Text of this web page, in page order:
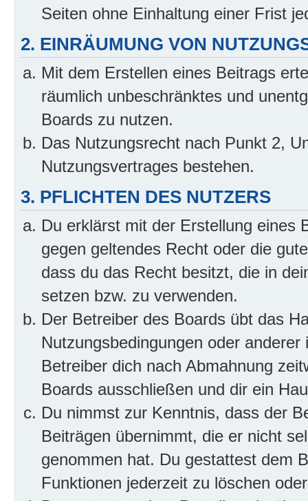
Seiten ohne Einhaltung einer Frist
2. EINRÄUMUNG VON
Mit dem Erstellen eines Beitrags
räumlich unbeschränktes und
Boards zu nutzen.
Das Nutzungsrecht nach Punkt 2,
Nutzungsvertrages bestehen.
3. PFLICHTEN DES NUTZERS
Du erklärst mit der Erstellung eines
gegen geltendes Recht oder die
dass du das Recht besitzt, die in
setzen bzw. zu verwenden.
Der Betreiber des Boards übt das
Nutzungsbedingungen oder
Betreiber dich nach Abmahnung
Boards ausschließen und dir ein
Du nimmst zur Kenntnis, dass der
Beiträgen übernimmt, die er nicht
genommen hat. Du gestattest dem
Funktionen jederzeit zu löschen